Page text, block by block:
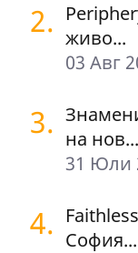
2. живо...
03 Авг
3. на нов...
31 Юли
4. София...